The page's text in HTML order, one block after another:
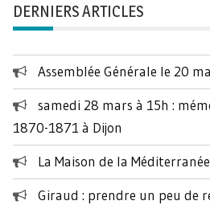
DERNIERS ARTICLES
Assemblée Générale le 20
samedi 28 mars à 15h :
1870-1871 à Dijon
La Maison de la
Giraud : prendre un peu de